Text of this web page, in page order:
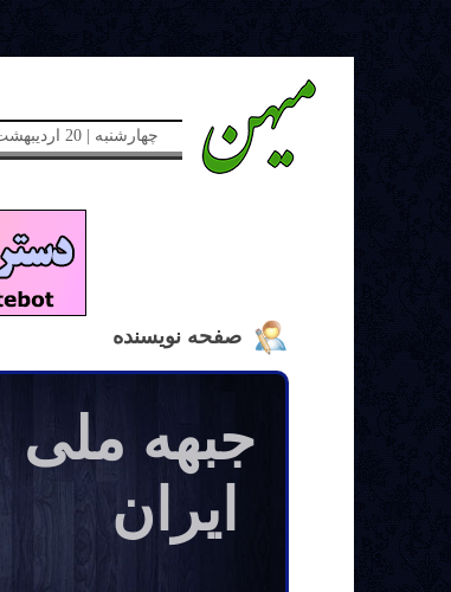
چهارشنبه | 20 اردیبهشت 1402 | 10 می 2023 | دوره جدید | شماره 48
صفحه نویسنده
جبهه ملی
ایران